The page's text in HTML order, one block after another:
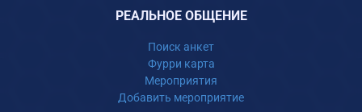
РЕАЛЬНОЕ ОБЩЕНИЕ
Поиск анкет
Фурри карта
Мероприятия
Добавить мероприятие